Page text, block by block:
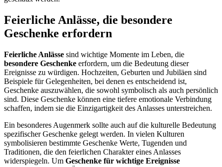
Feierliche Anlässe, die besondere
Geschenke erfordern
Feierliche Anlässe sind wichtige Momente im Leben, die
besondere Geschenke erfordern, um die Bedeutung dieser
Ereignisse zu würdigen. Hochzeiten, Geburten und Jubiläen sind
Beispiele für Gelegenheiten, bei denen es entscheidend ist,
Geschenke auszuwählen, die sowohl symbolisch als auch persönlich
sind. Diese Geschenke können eine tiefere emotionale Verbindung
schaffen, indem sie die Einzigartigkeit des Anlasses unterstreichen.
Ein besonderes Augenmerk sollte auch auf die kulturelle Bedeutung
spezifischer Geschenke gelegt werden. In vielen Kulturen
symbolisieren bestimmte Geschenke Werte, Tugenden und
Traditionen, die den feierlichen Charakter eines Anlasses
widerspiegeln. Um Geschenke für wichtige Ereignisse